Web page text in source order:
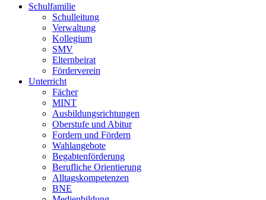
Schulfamilie
Schulleitung
Verwaltung
Kollegium
SMV
Elternbeirat
Förderverein
Unterricht
Fächer
MINT
Ausbildungsrichtungen
Oberstufe und Abitur
Fordern und Fördern
Wahlangebote
Begabtenförderung
Berufliche Orientierung
Alltagskompetenzen
BNE